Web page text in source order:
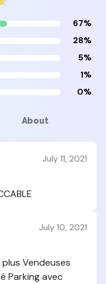
67%
28%
5%
1%
0%
About
July 11, 2021
July 10, 2021
Vendeuses
Parking avec